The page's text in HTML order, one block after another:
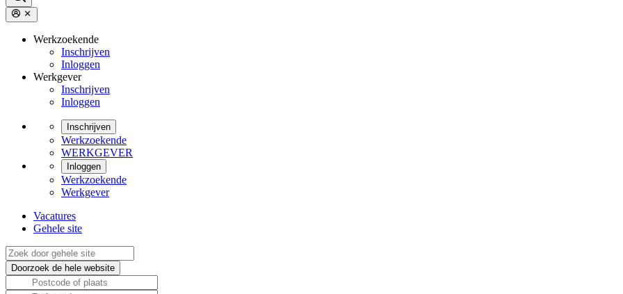
Werkzoekende
Inschrijven
Inloggen
Werkgever
Inschrijven
Inloggen
Inschrijven
Werkzoekende
WERKGEVER
Inloggen
Werkzoekende
Werkgever
Vacatures
Gehele site